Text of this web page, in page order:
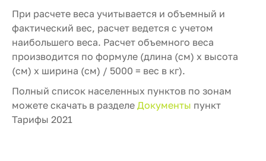
При расчете веса учитывается и объемный и
фактический вес, расчет ведется с учетом
наибольшего веса. Расчет объемного веса
производится по формуле (длина (см) х высота
(см) х ширина (см) / 5000 = вес в кг).
Полный список населенных пунктов по зонам
можете скачать в разделе Документы пункт
Тарифы 2021